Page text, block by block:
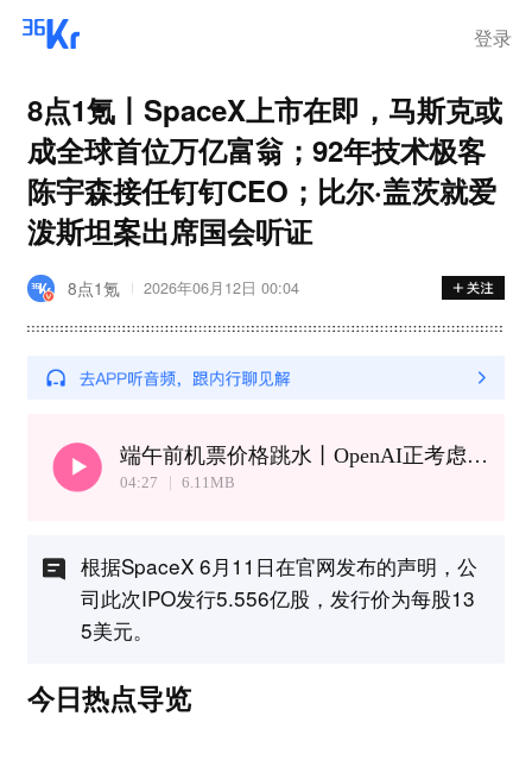
登录
8点1氪丨SpaceX上市在即，马斯克或
成全球首位万亿富翁；92年技术极客
陈宇森接任钉钉CEO；比尔·盖茨就爱
泼斯坦案出席国会听证
8点1氪 2026年06月12日 00:04
端午前机票价格跳水丨OpenAI正考虑大幅下调产品价格
04:27 6.11MB
根据SpaceX 6月11日在官网发布的声明，公
司此次IPO发行5.556亿股，发行价为每股13
5美元。
今日热点导览